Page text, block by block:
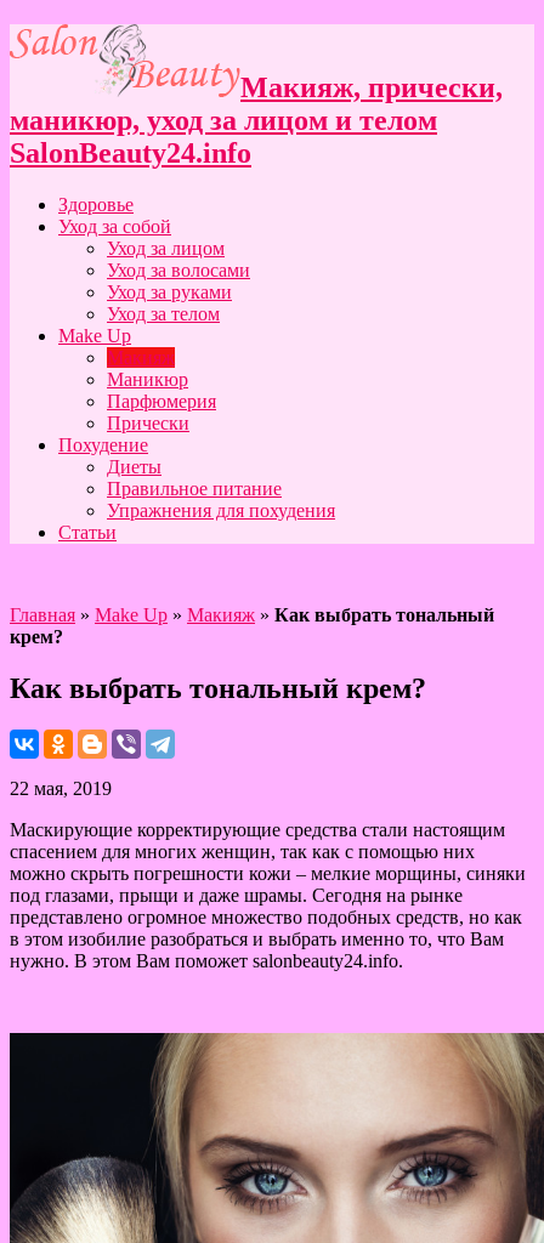
Макияж, прически,
маникюр, уход за лицом и телом
SalonBeauty24.info
Здоровье
Уход за собой
Уход за лицом
Уход за волосами
Уход за руками
Уход за телом
Make Up
Макияж
Маникюр
Парфюмерия
Прически
Похудение
Диеты
Правильное питание
Упражнения для похудения
Статьи
Главная » Make Up » Макияж » Как выбрать тональный
крем?
Как выбрать тональный крем?
22 мая, 2019
Маскирующие корректирующие средства стали настоящим
спасением для многих женщин, так как с помощью них
можно скрыть погрешности кожи – мелкие морщины, синяки
под глазами, прыщи и даже шрамы. Сегодня на рынке
представлено огромное множество подобных средств, но как
в этом изобилие разобраться и выбрать именно то, что Вам
нужно. В этом Вам поможет salonbeauty24.info.